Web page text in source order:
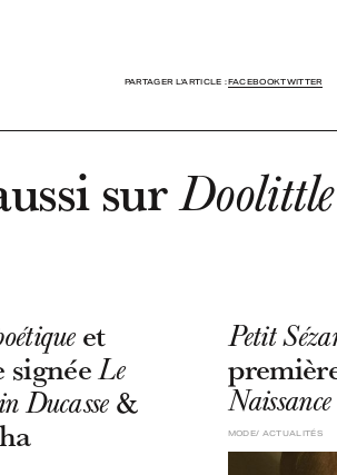
PARTAGER L'ARTICLE :FACEBOOKTWITTER
surDoolittle
et
signéeLe
Ducasse&
Petit
Naissance
ACTUALITÉS
MODE